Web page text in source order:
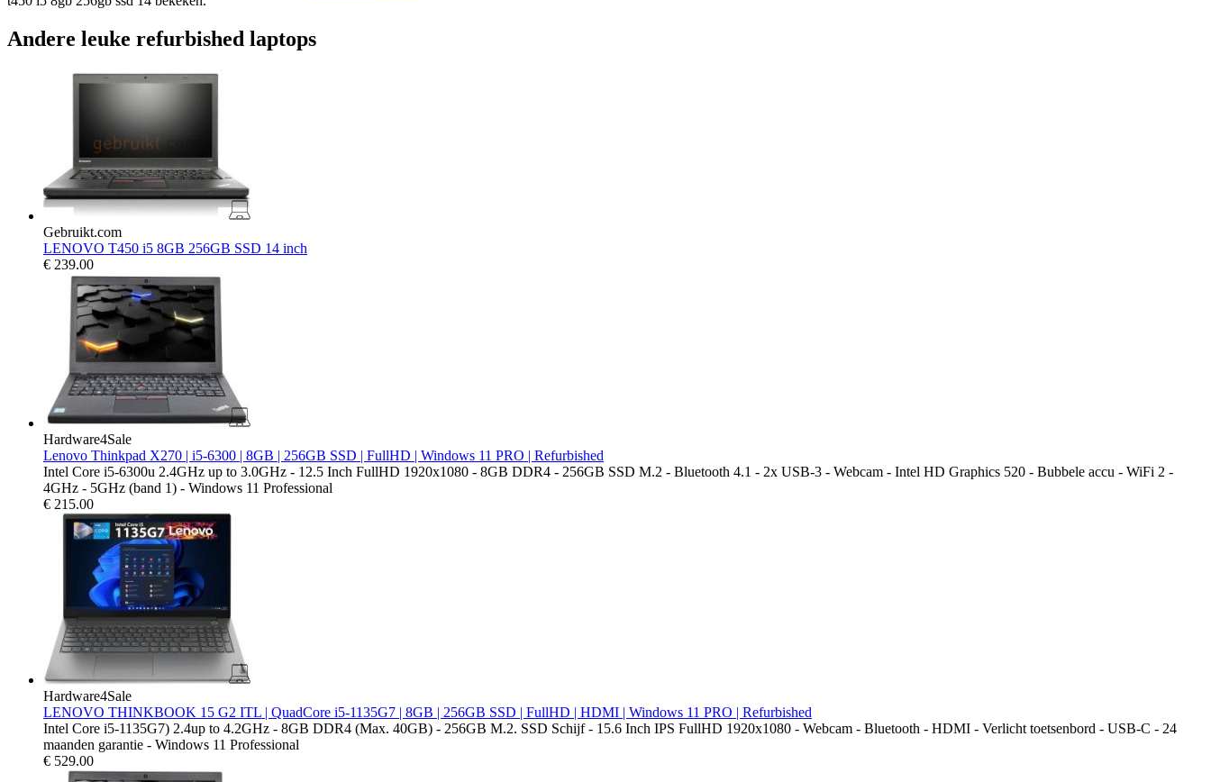
Andere leuke refurbished laptops
Gebruikt.com
LENOVO T450 i5 8GB 256GB SSD 14 inch
€ 239.00
Hardware4Sale
Lenovo Thinkpad X270 | i5-6300 | 8GB | 256GB SSD | FullHD | Windows 11 PRO | Refurbished
Intel Core i5-6300u 2.4GHz up to 3.0GHz - 12.5 Inch FullHD 1920x1080 - 8GB DDR4 - 256GB SSD M.2 - Bluetooth 4.1 - 2x USB-3 - Webcam - Intel HD Graphics 520 - Bubbele accu - WiFi 2 -
4GHz - 5GHz (band 1) - Windows 11 Professional
€ 215.00
Hardware4Sale
LENOVO THINKBOOK 15 G2 ITL | QuadCore i5-1135G7 | 8GB | 256GB SSD | FullHD | HDMI | Windows 11 PRO | Refurbished
Intel Core i5-1135G7) 2.4up to 4.2GHz - 8GB DDR4 (Max. 40GB) - 256GB M.2. SSD Schijf - 15.6 Inch IPS FullHD 1920x1080 - Webcam - Bluetooth - HDMI - Verlicht toetsenbord - USB-C - 24
maanden garantie - Windows 11 Professional
€ 529.00